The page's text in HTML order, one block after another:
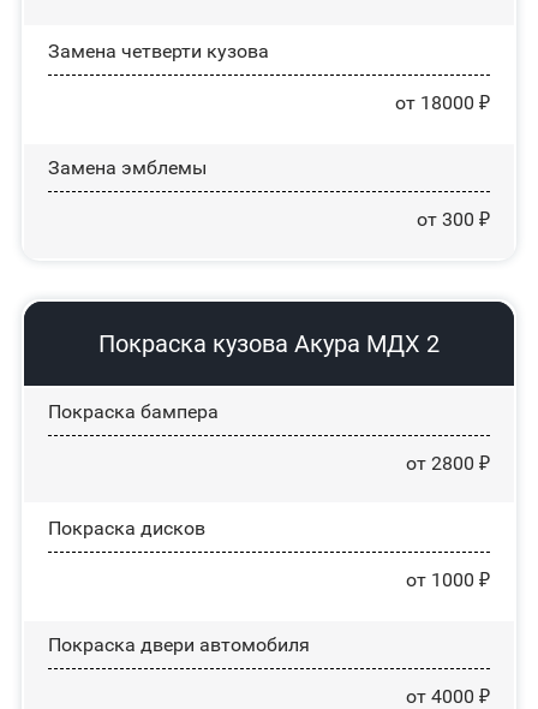
Замена четверти кузова
от 18000 ₽
Замена эмблемы
от 300 ₽
Покраска кузова Акура МДХ 2
Покраска бампера
от 2800 ₽
Покраска дисков
от 1000 ₽
Покраска двери автомобиля
от 4000 ₽